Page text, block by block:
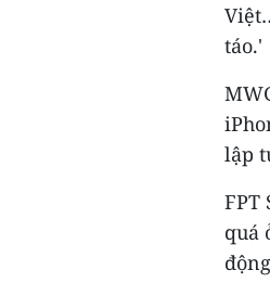
táo.'
lập
FPT
quá